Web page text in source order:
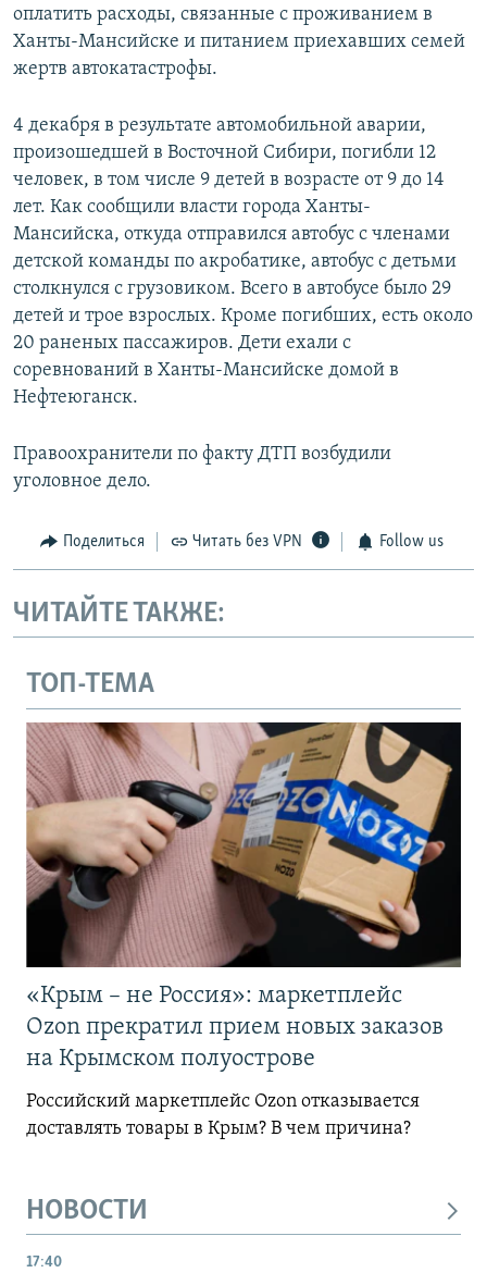
оплатить расходы, связанные с проживанием в
Ханты-Мансийске и питанием приехавших семей
жертв автокатастрофы.
4 декабря в результате автомобильной аварии,
произошедшей в Восточной Сибири, погибли 12
человек, в том числе 9 детей в возрасте от 9 до 14
лет. Как сообщили власти города Ханты-
Мансийска, откуда отправился автобус с членами
детской команды по акробатике, автобус с детьми
столкнулся с грузовиком. Всего в автобусе было 29
детей и трое взрослых. Кроме погибших, есть около
20 раненых пассажиров. Дети ехали с
соревнований в Ханты-Мансийске домой в
Нефтеюганск.
Правоохранители по факту ДТП возбудили
уголовное дело.
Поделиться Читать без VPN Follow us
ЧИТАЙТЕ ТАКЖЕ:
ТОП-ТЕМА
«Крым – не Россия»: маркетплейс
Ozon прекратил прием новых заказов
на Крымском полуострове
Российский маркетплейс Ozon отказывается
доставлять товары в Крым? В чем причина?
НОВОСТИ
17:40